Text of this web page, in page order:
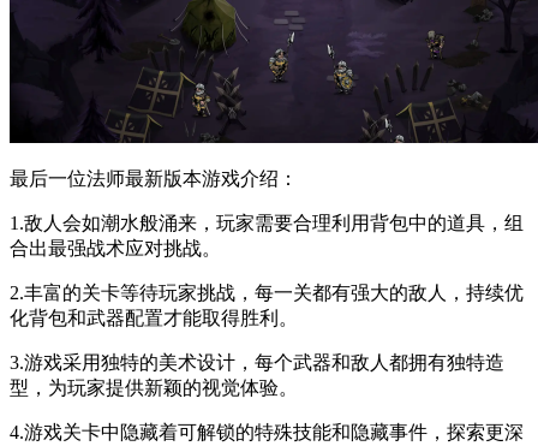
最后一位法师最新版本游戏介绍：
1.敌人会如潮水般涌来，玩家需要合理利用背包中的道具，组
合出最强战术应对挑战。
2.丰富的关卡等待玩家挑战，每一关都有强大的敌人，持续优
化背包和武器配置才能取得胜利。
3.游戏采用独特的美术设计，每个武器和敌人都拥有独特造
型，为玩家提供新颖的视觉体验。
4.游戏关卡中隐藏着可解锁的特殊技能和隐藏事件，探索更深